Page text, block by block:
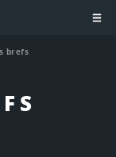
brefs